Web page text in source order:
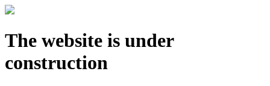
The website is under
construction